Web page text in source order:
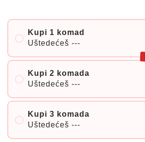
Kupi 1 komad
Uštedećeš ---
Kupi 2 komada
Uštedećeš ---
Kupi 3 komada
Uštedećeš ---